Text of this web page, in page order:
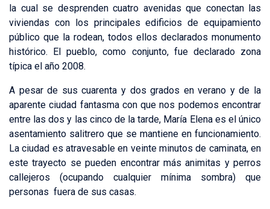
la cual se desprenden cuatro avenidas que conectan las
viviendas con los principales edificios de equipamiento
público que la rodean, todos ellos declarados monumento
histórico. El pueblo, como conjunto, fue declarado zona
típica el año 2008.
A pesar de sus cuarenta y dos grados en verano y de la
aparente ciudad fantasma con que nos podemos encontrar
entre las dos y las cinco de la tarde, María Elena es el único
asentamiento salitrero que se mantiene en funcionamiento.
La ciudad es atravesable en veinte minutos de caminata, en
este trayecto se pueden encontrar más animitas y perros
callejeros (ocupando cualquier mínima sombra) que
personas fuera de sus casas.